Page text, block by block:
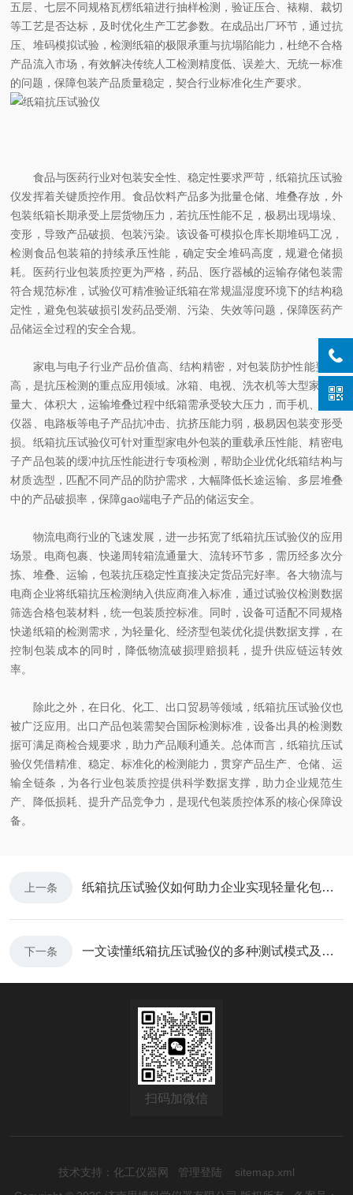
五层、七层不同规格瓦楞纸箱进行抽样检测，验证压合、裱糊、裁切
等工艺是否达标，及时优化生产工艺参数。在成品出厂环节，通过抗
压、堆码模拟试验，检测纸箱的极限承重与抗塌陷能力，杜绝不合格
产品流入市场，有效解决传统人工检测精度低、误差大、无统一标准
的问题，保障包装产品质量稳定，契合行业标准化生产要求。
食品与医药行业对包装安全性、稳定性要求严苛，纸箱抗压试验
仪发挥着关键质控作用。食品饮料产品多为批量仓储、堆叠存放，外
包装纸箱长期承受上层货物压力，若抗压性能不足，极易出现塌垛、
变形，导致产品破损、包装污染。该设备可模拟仓库长期堆码工况，
检测食品包装箱的持续承压性能，确定安全堆码高度，规避仓储损
耗。医药行业包装质控更为严格，药品、医疗器械的运输存储包装需
符合规范标准，试验仪可精准验证纸箱在常规温湿度环境下的结构稳
定性，避免包装破损引发药品受潮、污染、失效等问题，保障医药产
品储运全过程的安全合规。
家电与电子行业产品价值高、结构精密，对包装防护性能要求ji
高，是抗压检测的重点应用领域。冰箱、电视、洗衣机等大型家电重
量大、体积大，运输堆叠过程中纸箱需承受较大压力，而手机、精密
仪器、电路板等电子产品抗冲击、抗挤压能力弱，极易因包装变形受
损。纸箱抗压试验仪可针对重型家电外包装的重载承压性能、精密电
子产品包装的缓冲抗压性能进行专项检测，帮助企业优化纸箱结构与
材质选型，匹配不同产品的防护需求，大幅降低长途运输、多层堆叠
中的产品破损率，保障gao端电子产品的储运安全。
物流电商行业的飞速发展，进一步拓宽了纸箱抗压试验仪的应用
场景。电商包裹、快递周转箱流通量大、流转环节多，需历经多次分
拣、堆叠、运输，包装抗压稳定性直接决定货品完好率。各大物流与
电商企业将纸箱抗压检测纳入供应商准入标准，通过试验仪检测数据
筛选合格包装材料，统一包装质控标准。同时，设备可适配不同规格
快递纸箱的检测需求，为轻量化、经济型包装优化提供数据支撑，在
控制包装成本的同时，降低物流破损理赔损耗，提升供应链运转效
率。
除此之外，在日化、化工、出口贸易等领域，纸箱抗压试验仪也
被广泛应用。出口产品包装需契合国际检测标准，设备出具的检测数
据可满足商检合规要求，助力产品顺利通关。总体而言，纸箱抗压试
验仪凭借精准、稳定、标准化的检测能力，贯穿产品生产、仓储、运
输全链条，为各行业包装质控提供科学数据支撑，助力企业规范生
产、降低损耗、提升产品竞争力，是现代包装质控体系的核心保障设
备。
上一条 纸箱抗压试验仪如何助力企业实现轻量化包装与强度保障的双赢？
下一条 一文读懂纸箱抗压试验仪的多种测试模式及其实际应用场景
扫码加微信
技术支持： 化工仪器网 管理登陆
sitemap.xml